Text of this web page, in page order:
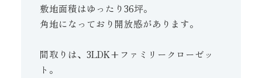
敷地面積はゆったり36坪。
角地になっており開放感があります。
間取りは、3LDK+ファミリークローゼッ
ト。